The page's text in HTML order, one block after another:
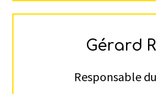
Gérard
Responsable